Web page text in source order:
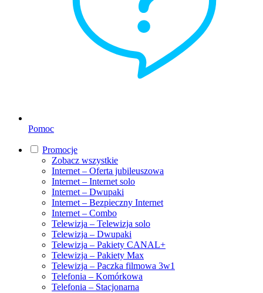
Pomoc
Promocje
Zobacz wszystkie
Internet – Oferta jubileuszowa
Internet – Internet solo
Internet – Dwupaki
Internet – Bezpieczny Internet
Internet – Combo
Telewizja – Telewizja solo
Telewizja – Dwupaki
Telewizja – Pakiety CANAL+
Telewizja – Pakiety Max
Telewizja – Paczka filmowa 3w1
Telefonia – Komórkowa
Telefonia – Stacjonarna